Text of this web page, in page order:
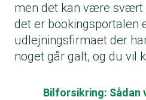
men det kan være svært
det er bookingsportalen
udlejningsfirmaet der
noget går galt, og du vil
Bilforsikring: